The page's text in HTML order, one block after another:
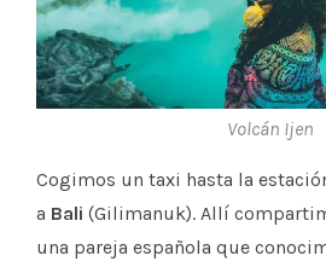
Volcán Ijen
Cogimos un taxi hasta la
a Bali (Gilimanuk). Allí
una pareja española que